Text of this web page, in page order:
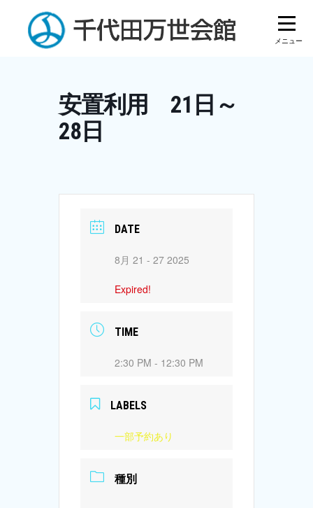
content
安置利用 21日～
28日
DATE
8月 21 - 27 2025
Expired!
TIME
2:30 PM - 12:30 PM
LABELS
一部予約あり
種別